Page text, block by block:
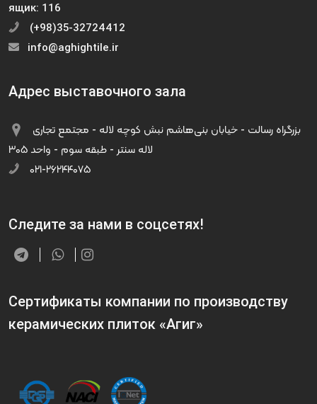
ящик: 116
(+98)35-32724412
info@aghightile.ir
Адрес выставочного зала
لاله سنتر - طبقه سوم - واحد ۳۰۵
۰۲۱-۲۶۲۴۴۰۷۵
Следите за нами в соцсетях!
Сертификаты компании по производству
керамических плиток «Агиг»